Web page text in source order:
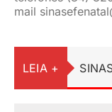
mail
LEIA +